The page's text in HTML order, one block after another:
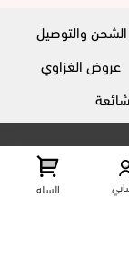
والتوصيل
عروض الغزاوي
السله